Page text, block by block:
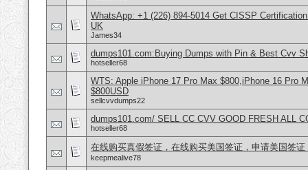
WhatsApp: +1 (226) 894-5014​ Get CISSP
UK
James34
dumps101.com:Buying Dumps with Pin & Best Cvv
hotseller68
WTS: Apple iPhone 17 Pro Max $800,iPhone 16 Pro
$800USD
sellcvvdumps22
dumps101.com/ SELL CC CVV GOOD FRESH ALL
hotseller68
在线购买真假签证，在线购买美国签证，申请美国签证
keepmealive78